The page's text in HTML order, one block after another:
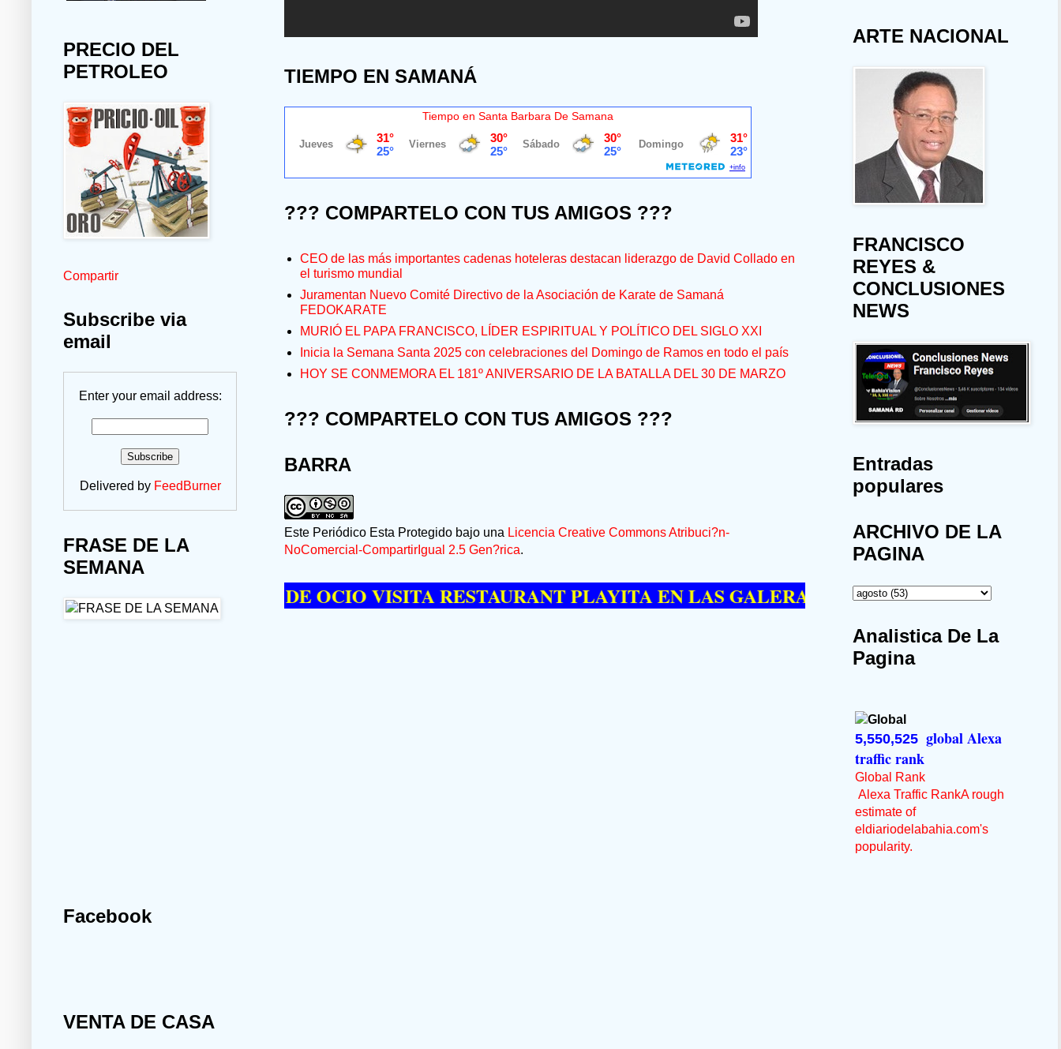
TIEMPO EN SAMANÁ
Tiempo en Santa Barbara De Samana
??? COMPARTELO CON TUS AMIGOS ???
CEO de las más importantes cadenas hoteleras destacan liderazgo de David Collado en
el turismo mundial
Juramentan Nuevo Comité Directivo de la Asociación de Karate de Samaná
FEDOKARATE
MURIÓ EL PAPA FRANCISCO, LÍDER ESPIRITUAL Y POLÍTICO DEL SIGLO XXI
Inicia la Semana Santa 2025 con celebraciones del Domingo de Ramos en todo el país
HOY SE CONMEMORA EL 181º ANIVERSARIO DE LA BATALLA DEL 30 DE MARZO
??? COMPARTELO CON TUS AMIGOS ???
BARRA
Este Periódico Esta Protegido bajo una Licencia Creative Commons Atribuci?n-
NoComercial-CompartirIgual 2.5 Gen?rica.
PASAR UN MOMENTO DE OCIO VISITA RESTAURANT PLAYITA EN LAS GALERA --SÍ QUIERE PASAR UN
PRECIO DEL
PETROLEO
Compartir
Subscribe via
email
Enter your email address:
Delivered by FeedBurner
FRASE DE LA
SEMANA
ARTE NACIONAL
FRANCISCO
REYES &
CONCLUSIONES
NEWS
Entradas
populares
ARCHIVO DE LA
PAGINA
Analistica De La
Pagina
5,550,525 global Alexa
traffic rank
Global Rank
Alexa Traffic RankA rough
estimate of
eldiariodelabahia.com's
popularity.
Facebook
VENTA DE CASA